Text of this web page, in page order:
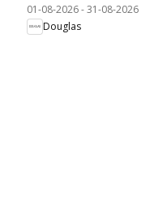
01-08-2026-31-08-2026
Douglas